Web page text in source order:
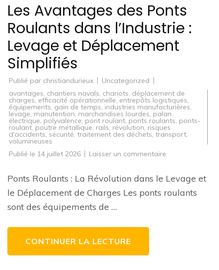
Les Avantages des Ponts
Roulants dans l’Industrie :
Levage et Déplacement
Simplifiés
Publié par christiandurieux
Uncategorized
avantages, chantiers navals, chariots, déplacement de
charges, efficacité opérationnelle, entrepôts logistiques,
équipements, gain de temps, industries manufacturières,
levage, manutention, marchandises lourdes, palan
électrique, polyvalence, pont roulant, ponts roulants, ponts-
roulant, poutre métallique, rails, révolution, risques
d'accidents, sécurité, traitement des déchets, transport,
volumineuses
Publié le 14 juillet 2026 Laisser un commentaire
des
Ponts
Roulants
dans
Ponts Roulants : La Révolution dans le Levage et
le Déplacement de Charges Les ponts roulants
sont des équipements de …
CONTINUER LA LECTURE